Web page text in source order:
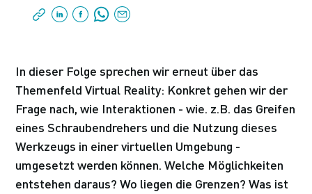
In dieser Folge sprechen wir erneut über das
Themenfeld Virtual Reality: Konkret gehen wir der
Frage nach, wie Interaktionen - wie. z.B. das Greifen
eines Schraubendrehers und die Nutzung dieses
Werkzeugs in einer virtuellen Umgebung -
umgesetzt werden können. Welche Möglichkeiten
entstehen daraus? Wo liegen die Grenzen? Was ist